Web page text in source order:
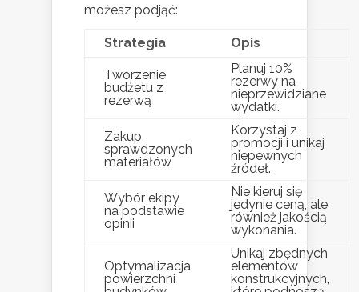
możesz podjąć:
Strategia Opis
Tworzenie
budżetu z
rezerwą
Planuj 10%
rezerwy na
nieprzewidziane
wydatki.
Zakup
sprawdzonych
materiałów
Korzystaj z
promocji i unikaj
niepewnych
źródeł.
Wybór ekipy
na podstawie
opinii
Nie kieruj się
jedynie ceną, ale
również jakością
wykonania.
Optymalizacja
powierzchni
Unikaj zbędnych
elementów
konstrukcyjnych,